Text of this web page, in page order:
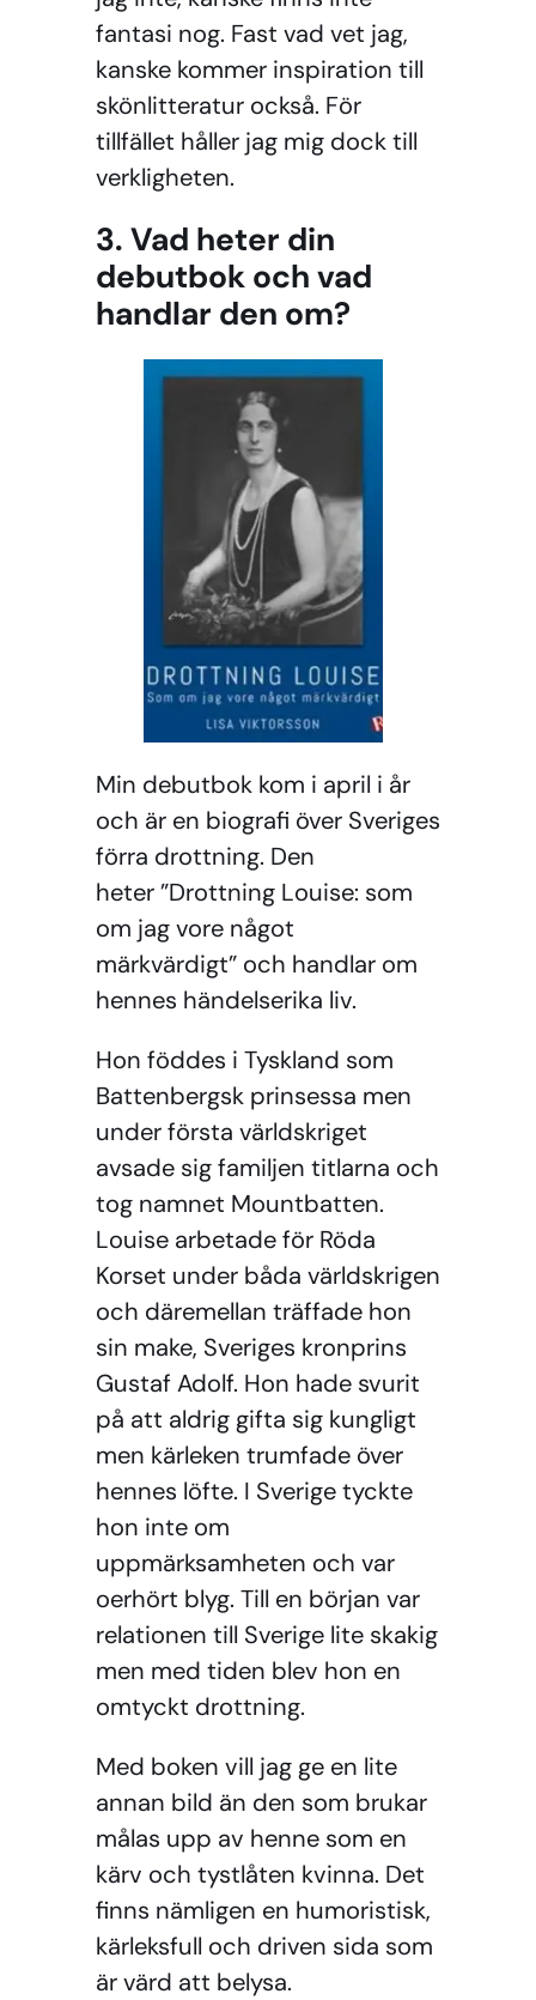
fantasi nog. Fast vad vet jag,
kanske kommer inspiration till
skönlitteratur också. För
tillfället håller jag mig dock till
verkligheten.
3. Vad heter din
debutbok och vad
handlar den om?
Min debutbok kom i april i år
och är en biografi över Sveriges
förra drottning. Den
heter ”Drottning Louise: som
om jag vore något
märkvärdigt” och handlar om
hennes händelserika liv.
Hon föddes i Tyskland som
Battenbergsk prinsessa men
under första världskriget
avsade sig familjen titlarna och
tog namnet Mountbatten.
Louise arbetade för Röda
Korset under båda världskrigen
och däremellan träffade hon
sin make, Sveriges kronprins
Gustaf Adolf. Hon hade svurit
på att aldrig gifta sig kungligt
men kärleken trumfade över
hennes löfte. I Sverige tyckte
hon inte om
uppmärksamheten och var
oerhört blyg. Till en början var
relationen till Sverige lite skakig
men med tiden blev hon en
omtyckt drottning.
Med boken vill jag ge en lite
annan bild än den som brukar
målas upp av henne som en
kärv och tystlåten kvinna. Det
finns nämligen en humoristisk,
kärleksfull och driven sida som
är värd att belysa.